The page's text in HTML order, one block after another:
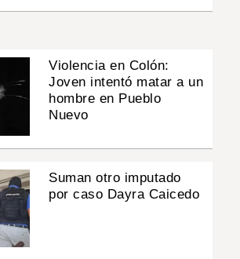
Violencia en Colón:
Joven intentó matar a un
hombre en Pueblo
Nuevo
Suman otro imputado
por caso Dayra Caicedo